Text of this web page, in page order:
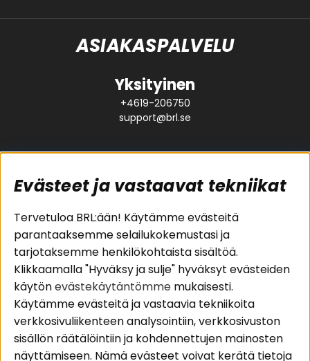
ASIAKASPALVELU
Yksityinen
+4619-206750
support@brl.se
Suositut sivut
Pakettiratkaisut
Autostereot
Kaiuttimet
Päätevahvistimet
Lisätarvikkeet
Kaapelit
Asiakaspalvelu
Evästeet
Huolto- ja
takuutiedot
Ostoehdot
Palautus
Tietosuojapolitiikka
Evästeet ja vastaavat tekniikat
Tervetuloa BRL:ään! Käytämme evästeitä
parantaaksemme selailukokemustasi ja
tarjotaksemme henkilökohtaista sisältöä.
Klikkaamalla "Hyväksy ja sulje" hyväksyt evästeiden
käytönevästekäytäntömme mukaisesti.
Käytämme evästeitä ja vastaavia tekniikoita
verkkosivuliikenteen analysointiin, verkkosivuston
sisällön räätälöintiin ja kohdennettujen mainosten
näyttämiseen. Nämä evästeet voivat kerätä tietoja